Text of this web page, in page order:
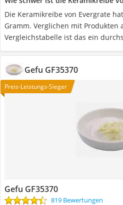
Die Keramikreibe von Evergrate
Gramm. Verglichen mit Produkten
Vergleichstabelle ist das ein
Gefu GF35370
Preis-Leistungs-Sieger
Gefu GF35370
819 Bewertungen